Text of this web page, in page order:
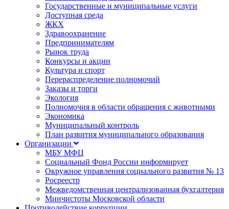
Государственные и муниципальные услуги
Доступная среда
ЖКХ
Здравоохранение
Предпринимателям
Рынок труда
Конкурсы и акции
Культура и спорт
Перераспределение полномочий
Заказы и торги
Экология
Полномочия в области обращения с животными
Экономика
Муниципальный контроль
План развития муниципального образования
Организации
МБУ МФЦ
Социальный Фонд России информирует
Окружное управления социального развития № 13
Росреестр
Межведомственная централизованная бухгалтерия
Минчистоты Московской области